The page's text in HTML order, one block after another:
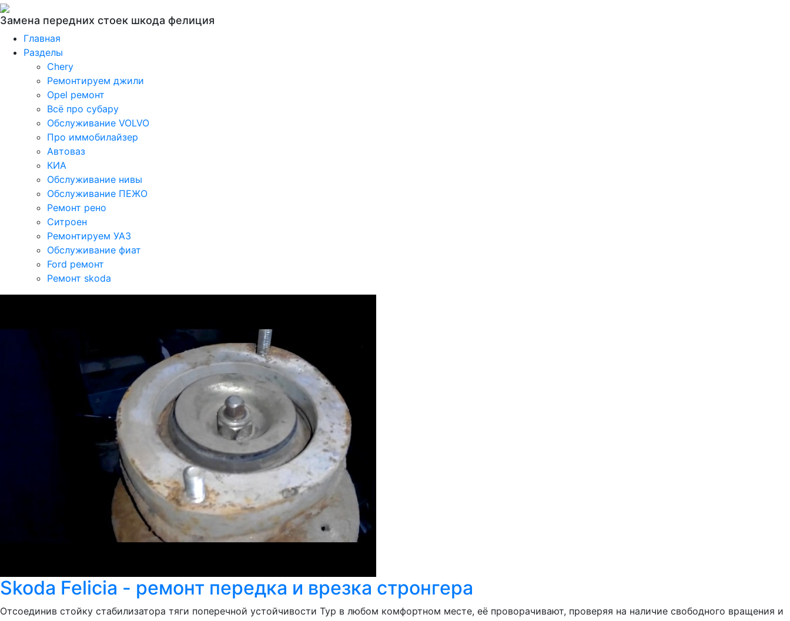
Замена передних стоек шкода фелиция
Главная
Разделы
Chery
Ремонтируем джили
Opel ремонт
Всё про субару
Обслуживание VOLVO
Про иммобилайзер
Автоваз
КИА
Обслуживание нивы
Обслуживание ПЕЖО
Ремонт рено
Ситроен
Ремонтируем УАЗ
Обслуживание фиат
Ford ремонт
Ремонт skoda
Skoda Felicia - ремонт передка и врезка стронгера
Отсоединив стойку стабилизатора тяги поперечной устойчивости Тур в любом комфортном месте, её проворачивают, проверяя на наличие свободного вращения и